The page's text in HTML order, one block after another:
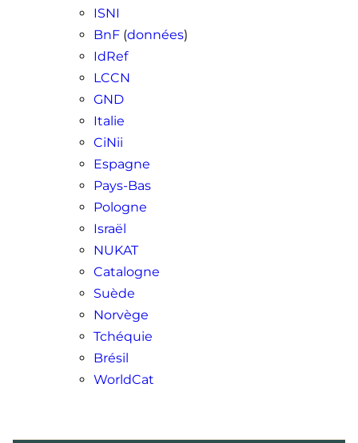
ISNI
BnF(données)
IdRef
LCCN
GND
Italie
CiNii
Espagne
Pays-Bas
Pologne
Israël
NUKAT
Catalogne
Suède
Norvège
Tchéquie
Brésil
WorldCat